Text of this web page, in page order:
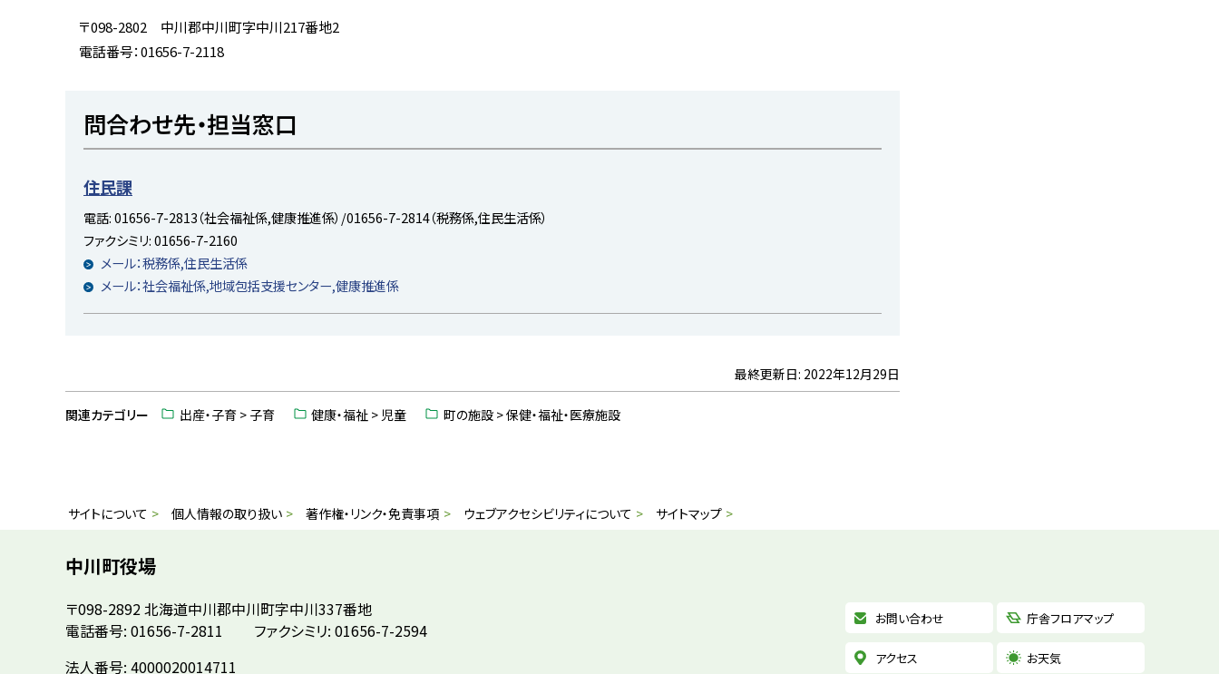
に
戻
〒098-2802 中川郡中川町字中川217番地2
電話番号：01656-7-2118
ッ
プ
に
戻
る
問合わせ先・担当窓口
住民課
電話:01656-7-2813（社会福祉係,健康推進係）/01656-7-2814（税務係,住民生活係）
ファクシミリ:01656-7-2160
メール：税務係,住民生活係
メール：社会福祉係,地域包括支援センター,健康推進係
プ
最終更新日: 2022年12月29日
関連カテゴリー 出産・子育 > 子育 健康・福祉 > 児童 町の施設 > 保健・福祉・医療施設
サ
イ
情
サイトについて 個人情報の取り扱い 著作権・リンク・免責事項 ウェブアクセシビリティについて サイトマップ
中川町役場
〒098-2892北海道中川郡中川町字中川337番地
電話番号: 01656-7-2811
ファクシミリ: 01656-7-2594
法人番号: 4000020014711
お問い合わせ 庁舎フロアマップ
アクセス お天気